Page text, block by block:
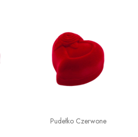
Pudełko Czerwone